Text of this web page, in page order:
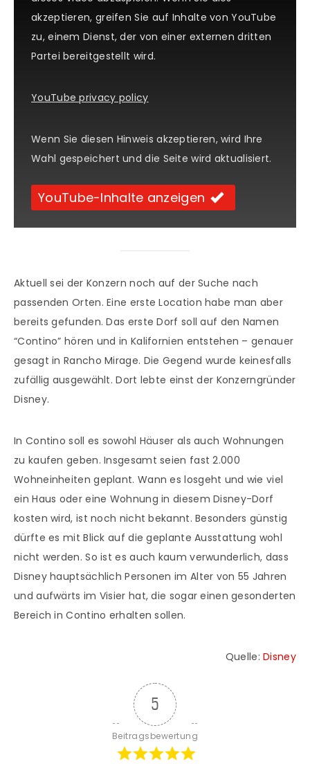
akzeptieren, greifen Sie auf Inhalte von YouTube
zu, einem Dienst, der von einer externen dritten
Partei bereitgestellt wird.
YouTube privacy policy
Wenn Sie diesen Hinweis akzeptieren, wird Ihre
Wahl gespeichert und die Seite wird aktualisiert.
YouTube-Inhalte anzeigen
Aktuell sei der Konzern noch auf der Suche nach
passenden Orten. Eine erste Location habe man aber
bereits gefunden. Das erste Dorf soll auf den Namen
“Contino” hören und in Kalifornien entstehen – genauer
gesagt in Rancho Mirage. Die Gegend wurde keinesfalls
zufällig ausgewählt. Dort lebte einst der Konzerngründer
Disney.
In Contino soll es sowohl Häuser als auch Wohnungen
zu kaufen geben. Insgesamt seien fast 2.000
Wohneinheiten geplant. Wann es losgeht und wie viel
ein Haus oder eine Wohnung in diesem Disney-Dorf
kosten wird, ist noch nicht bekannt. Besonders günstig
dürfte es mit Blick auf die geplante Ausstattung wohl
nicht werden. So ist es auch kaum verwunderlich, dass
Disney hauptsächlich Personen im Alter von 55 Jahren
und aufwärts im Visier hat, die sogar einen gesonderten
Bereich in Contino erhalten sollen.
Quelle:Disney
5
Beitragsbewertung